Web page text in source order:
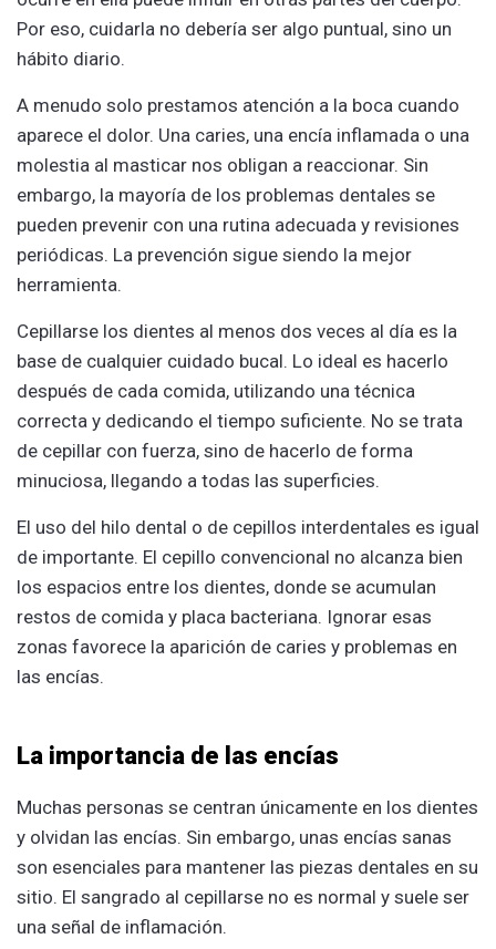
Por eso, cuidarla no debería ser algo puntual, sino un
hábito diario.
A menudo solo prestamos atención a la boca cuando
aparece el dolor. Una caries, una encía inflamada o una
molestia al masticar nos obligan a reaccionar. Sin
embargo, la mayoría de los problemas dentales se
pueden prevenir con una rutina adecuada y revisiones
periódicas. La prevención sigue siendo la mejor
herramienta.
Cepillarse los dientes al menos dos veces al día es la
base de cualquier cuidado bucal. Lo ideal es hacerlo
después de cada comida, utilizando una técnica
correcta y dedicando el tiempo suficiente. No se trata
de cepillar con fuerza, sino de hacerlo de forma
minuciosa, llegando a todas las superficies.
El uso del hilo dental o de cepillos interdentales es igual
de importante. El cepillo convencional no alcanza bien
los espacios entre los dientes, donde se acumulan
restos de comida y placa bacteriana. Ignorar esas
zonas favorece la aparición de caries y problemas en
las encías.
La importancia de las encías
Muchas personas se centran únicamente en los dientes
y olvidan las encías. Sin embargo, unas encías sanas
son esenciales para mantener las piezas dentales en su
sitio. El sangrado al cepillarse no es normal y suele ser
una señal de inflamación.